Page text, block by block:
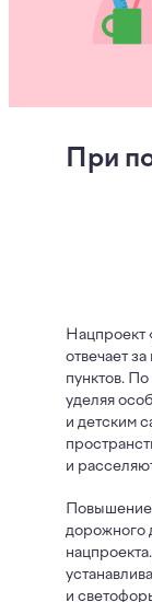
При
Нацпроект
отвечает
пунктов.
уделяя
и детским
и
Повышение
дорожного
и